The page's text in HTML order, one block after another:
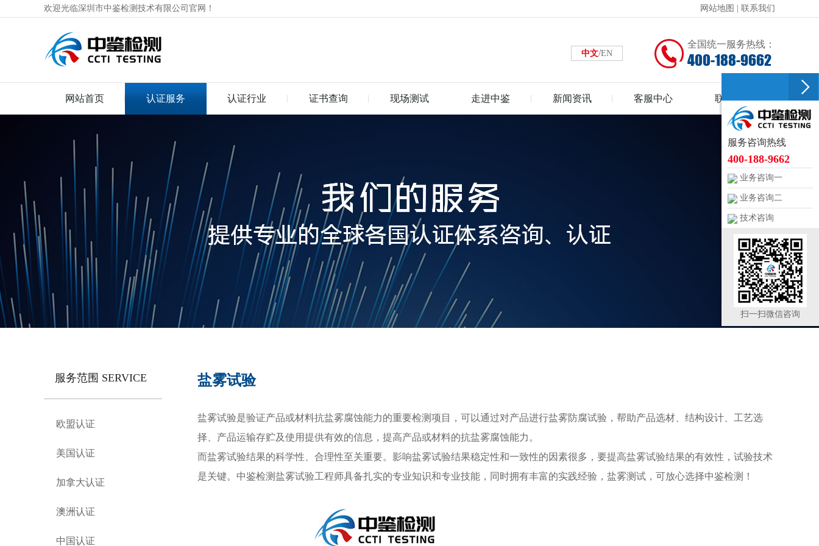
欢迎光临深圳市中鉴检测技术有限公司官网！ 网站地图 联系我们
全国统一服务热线：
400-188-9662
中文/EN
网站首页 认证服务 认证行业 证书查询 现场测试 走进中鉴 新闻资讯 客服中心 联系中鉴
服务范围 SERVICE
欧盟认证
美国认证
加拿大认证
澳洲认证
中国认证
盐雾试验
盐雾试验是验证产品或材料抗盐雾腐蚀能力的重要检测项目，可以通过对产品进行盐雾防腐试验，帮助产品选材、结构设计、工艺选
择、产品运输存贮及使用提供有效的信息，提高产品或材料的抗盐雾腐蚀能力。
而盐雾试验结果的科学性、合理性至关重要。影响盐雾试验结果稳定性和一致性的因素很多，要提高盐雾试验结果的有效性，试验技术
是关键。中鉴检测盐雾试验工程师具备扎实的专业知识和专业技能，同时拥有丰富的实践经验，盐雾测试，可放心选择中鉴检测！
服务咨询热线
400-188-9662
业务咨询一
业务咨询二
技术咨询
扫一扫微信咨询